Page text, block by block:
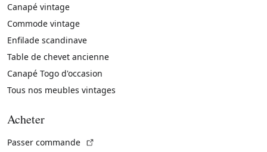
Canapé vintage
Commode vintage
Enfilade scandinave
Table de chevet ancienne
Canapé Togo d'occasion
Tous nos meubles vintages
Acheter
Passer commande